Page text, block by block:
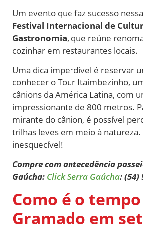
Um evento que faz sucesso
Festival Internacional de
Gastronomia, que reúne
cozinhar em restaurantes locais.
Uma dica imperdível é reservar
conhecer o Tour Itaimbezinho,
cânions da América Latina, com
impressionante de 800 metros.
mirante do cânion, é possível
trilhas leves em meio à
inesquecível!
Compre com antecedência
Gaúcha: Click Serra Gaúcha: (54)
Como é o
Gramado em